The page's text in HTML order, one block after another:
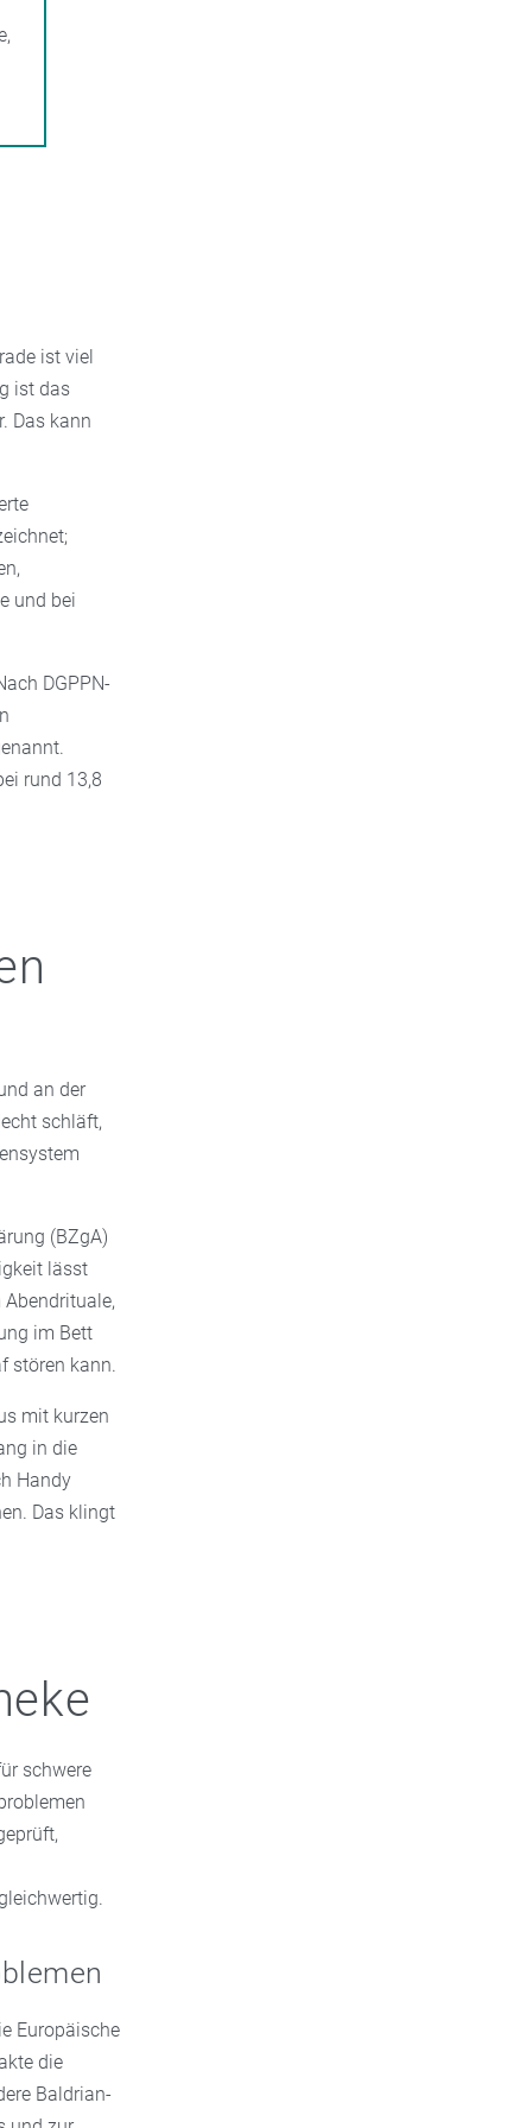
ist viel
ist das
Das kann
und bei
DGPPN-
rund 13,8
an der
schläft,
(BZgA)
lässt
im Bett
stören kann.
mit kurzen
in die
Handy
Das klingt
schwere
Europäische
die
Baldrian-